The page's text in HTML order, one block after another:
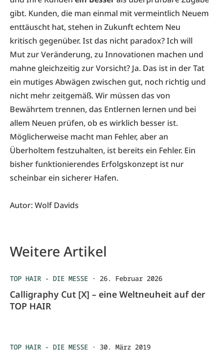
gibt. Kunden, die man einmal mit vermeintlich Neuem
enttäuscht hat, stehen in Zukunft echtem Neu
kritisch gegenüber. Ist das nicht paradox? Ich will
Mut zur Veränderung, zu Innovationen machen und
mahne gleichzeitig zur Vorsicht? Ja. Das ist in der Tat
ein mutiges Abwägen zwischen gut, noch richtig und
nicht mehr zeitgemäß. Wir müssen das von
Bewährtem trennen, das Entlernen lernen und bei
allem Neuen prüfen, ob es wirklich besser ist.
Möglicherweise macht man Fehler, aber an
Überholtem festzuhalten, ist bereits ein Fehler. Ein
bisher funktionierendes Erfolgskonzept ist nur
scheinbar ein sicherer Hafen.
Autor: Wolf Davids
Weitere Artikel
TOP HAIR - DIE MESSE · 26. Februar 2026
Calligraphy Cut [X] – eine Weltneuheit auf der
TOP HAIR
TOP HAIR - DIE MESSE · 30. März 2019